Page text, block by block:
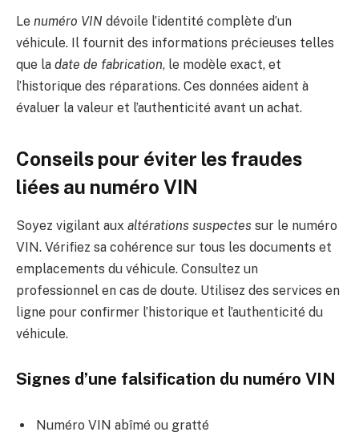
Le numéro VIN dévoile l’identité complète d’un
véhicule. Il fournit des informations précieuses telles
que la date de fabrication, le modèle exact, et
l’historique des réparations. Ces données aident à
évaluer la valeur et l’authenticité avant un achat.
Conseils pour éviter les fraudes
liées au numéro VIN
Soyez vigilant aux altérations suspectes sur le numéro
VIN. Vérifiez sa cohérence sur tous les documents et
emplacements du véhicule. Consultez un
professionnel en cas de doute. Utilisez des services en
ligne pour confirmer l’historique et l’authenticité du
véhicule.
Signes d’une falsification du numéro VIN
Numéro VIN abîmé ou gratté